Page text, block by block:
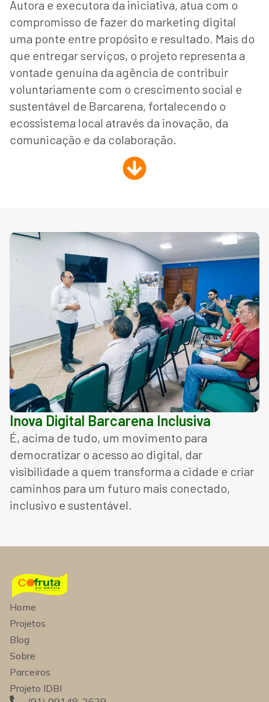
Autora e executora da iniciativa, atua com o
compromisso de fazer do marketing digital
uma ponte entre propósito e resultado. Mais do
que entregar serviços, o projeto representa a
vontade genuína da agência de contribuir
voluntariamente com o crescimento social e
sustentável de Barcarena, fortalecendo o
ecossistema local através da inovação, da
comunicação e da colaboração.
Inova Digital Barcarena Inclusiva
É, acima de tudo, um movimento para
democratizar o acesso ao digital, dar
visibilidade a quem transforma a cidade e criar
caminhos para um futuro mais conectado,
inclusivo e sustentável.
Home
Projetos
Blog
Sobre
Parceiros
Projeto IDBI